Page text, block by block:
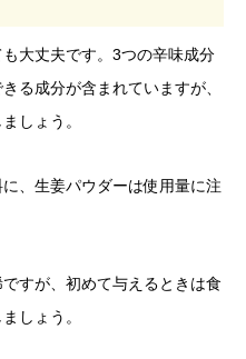
大丈夫です。3つの辛味成分
る成分が含まれていますが、
しょう。
、生姜パウダーは使用量に注
すが、初めて与えるときは食
しょう。